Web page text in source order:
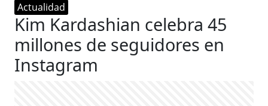
Actualidad
Kim Kardashian celebra 45
millones de seguidores en
Instagram